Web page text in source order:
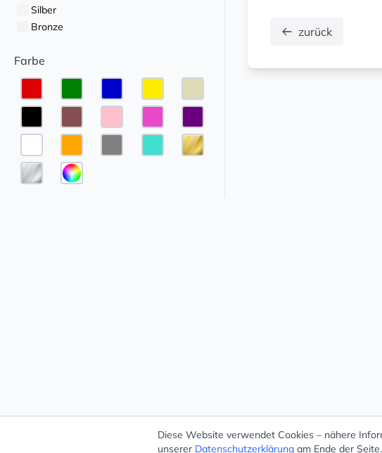
Silber
Bronze
Farbe
zurück
Diese Website verwendet Cookies – nähere
unserer Datenschutzerklärung am Ende der